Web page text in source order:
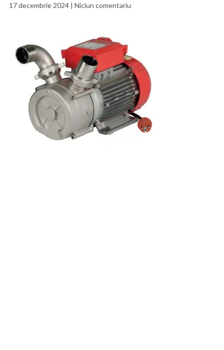
17 decembrie 2024 Niciun comentariu